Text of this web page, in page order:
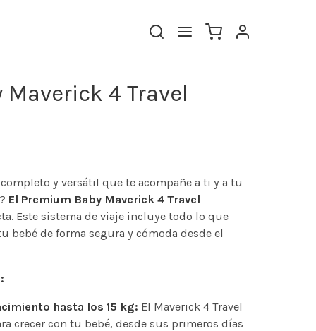
4 Travel
y versátil que te acompañe a ti y a tu
El Premium Baby Maverick 4 Travel
Este sistema de viaje incluye todo lo que
bebé de forma segura y cómoda desde el
hasta los 15 kg: El Maverick 4 Travel
crecer con tu bebé, desde sus primeros días